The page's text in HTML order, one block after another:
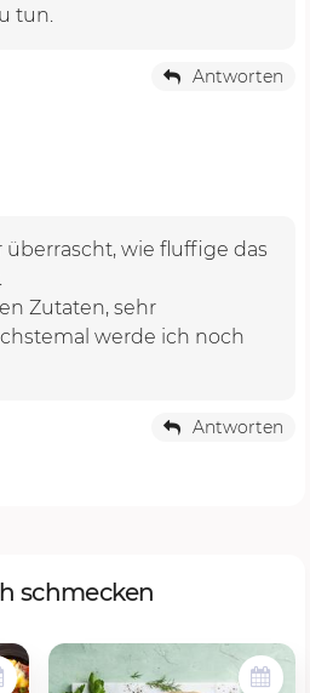
tun.
Antworten
wie fluffige das
Zutaten, sehr
werde ich noch
Antworten
schmecken